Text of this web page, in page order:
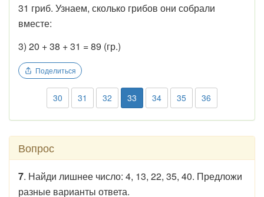
31 гриб. Узнаем, сколько грибов они собрали
вместе:
3) 20 + 38 + 31 = 89 (гр.)
Поделиться
30 31 32 33 34 35 36
Вопрос
7. Найди лишнее число: 4, 13, 22, 35, 40. Предложи
разные варианты ответа.